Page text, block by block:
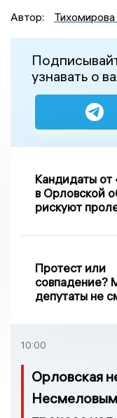
Автор:
узнавать о
Кандидаты от
в Орловской
рискуют
Протест или
совпадение?
депутаты не
10:00
Орловская